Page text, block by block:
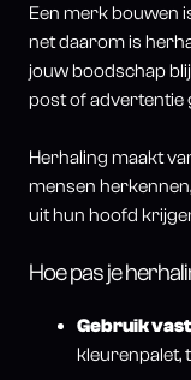
Een merk bouwen
net daarom is
jouw boodschap
post of advertentie
Herhaling maakt
mensen
uit hun hoofd
Hoe pas je
Gebruik
kleurenpalet,